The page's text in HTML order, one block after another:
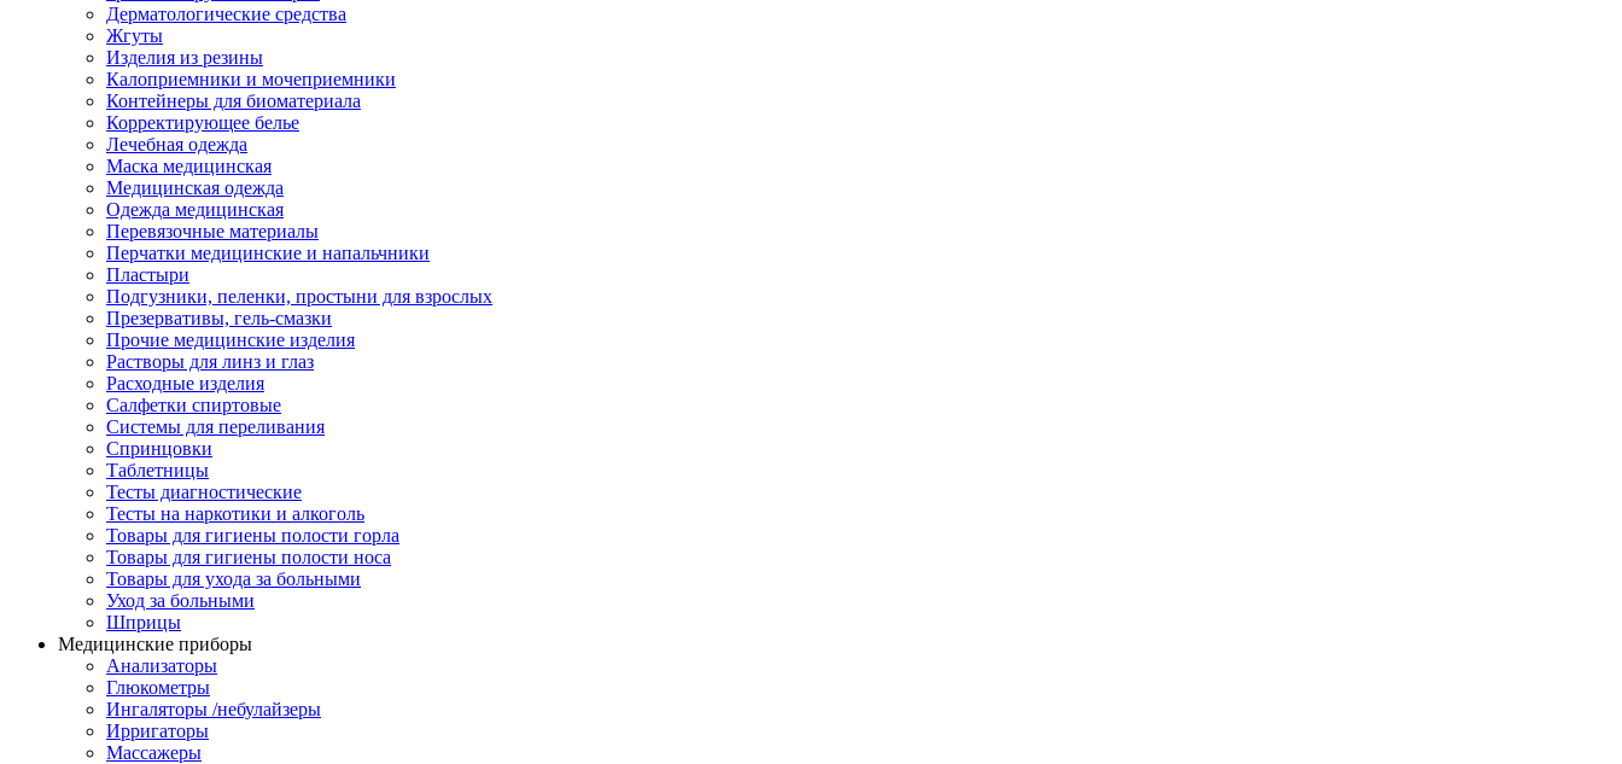
Дерматологические средства
Жгуты
Изделия из резины
Калоприемники и мочеприемники
Контейнеры для биоматериала
Корректирующее белье
Лечебная одежда
Маска медицинская
Медицинская одежда
Одежда медицинская
Перевязочные материалы
Перчатки медицинские и напальчники
Пластыри
Подгузники, пеленки, простыни для взрослых
Презервативы, гель-смазки
Прочие медицинские изделия
Растворы для линз и глаз
Расходные изделия
Салфетки спиртовые
Системы для переливания
Спринцовки
Таблетницы
Тесты диагностические
Тесты на наркотики и алкоголь
Товары для гигиены полости горла
Товары для гигиены полости носа
Товары для ухода за больными
Уход за больными
Шприцы
Медицинские приборы
Анализаторы
Глюкометры
Ингаляторы /небулайзеры
Ирригаторы
Массажеры